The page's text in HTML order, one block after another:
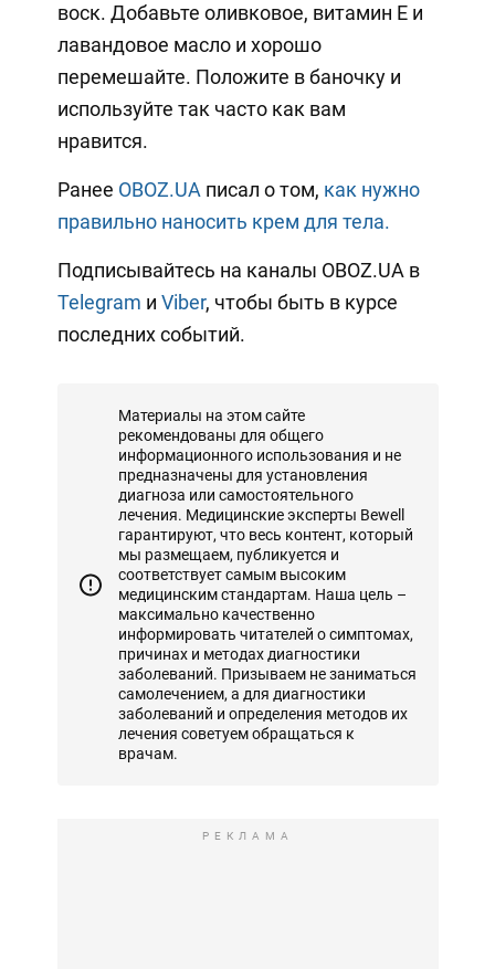
воск. Добавьте оливковое, витамин Е и
лавандовое масло и хорошо
перемешайте. Положите в баночку и
используйте так часто как вам
нравится.
Ранее OBOZ.UA писал о том, как нужно
правильно наносить крем для тела.
Подписывайтесь на каналы OBOZ.UA в
Telegram и Viber, чтобы быть в курсе
последних событий.
Материалы на этом сайте
рекомендованы для общего
информационного использования и не
предназначены для установления
диагноза или самостоятельного
лечения. Медицинские эксперты Bewell
гарантируют, что весь контент, который
мы размещаем, публикуется и
соответствует самым высоким
медицинским стандартам. Наша цель –
максимально качественно
информировать читателей о симптомах,
причинах и методах диагностики
заболеваний. Призываем не заниматься
самолечением, а для диагностики
заболеваний и определения методов их
лечения советуем обращаться к
врачам.
РЕКЛАМА